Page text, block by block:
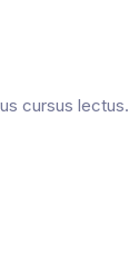
cursus lectus.